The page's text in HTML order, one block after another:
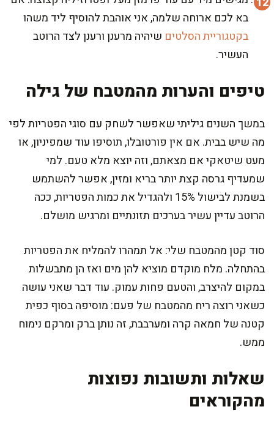
בא לכם ארוחה שלמה, אני אוהבת להוסיף ליד משהו
בקטגוריית הסלטים שיהיה מרענן ורענן לצד הרוטב
העשיר.
טיפים והערות מהמטבח של גילה
במשך השנים גיליתי שאפשר לשחק עם סוגי הפטריות לפי
מה שיש בבית. אם אין פורטובלו, תוסיפו עוד שמפיניון, או
מעט שיטאקי אם מצאתם, וזה יוצא מלא טעם. למי
שמעדיף גרסה קצת יותר בריא ומזין, אפשר להשתמש
בשמנת לבישול 15% ולהגדיל את כמות הפטריות, ככה
הרוטב עדיין עשיר בערכים תזונתיים ומרגיש מושלם.
סוד קטן מהמטבח שלי: אל תמהרו להמליח את הפטריות
בהתחלה. מלח מוקדם מוציא להן מים ואז הן מתבשלות
במקום להיצרב, והטעם פחות עמוק. עוד דבר שאני עושה
כשאני רוצה ריח מהמטבח של פעם: מוסיפה בסוף כפית
קטנה של חמאה קרה ומערבבת, זה נותן ברק ומרקם נימוח
ממש.
שאלות ותשובות נפוצות
מהקוראים